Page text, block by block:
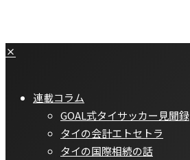
連載コラム
GOAL式タイサッカー見聞録
タイの会計エトセトラ
タイの国際相続の話